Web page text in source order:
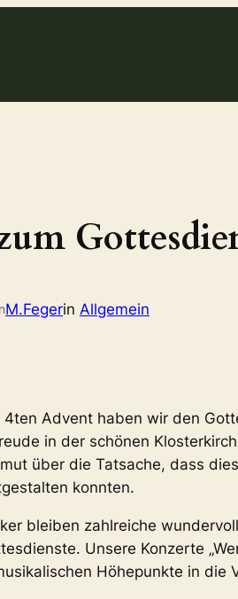
M.Fegerin Allgemein
Advent haben wir den
in der schönen
über die Tatsache, dass
konnten.
bleiben zahlreiche
Unsere Konzerte
Höhepunkte in